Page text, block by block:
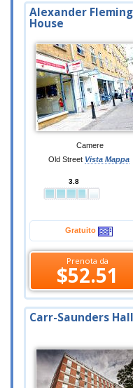
Alexander Fleming
House
Camere
Old Street Vista Mappa
3.8
Gratuito
Prenota da
$52.51
Carr-Saunders Hall